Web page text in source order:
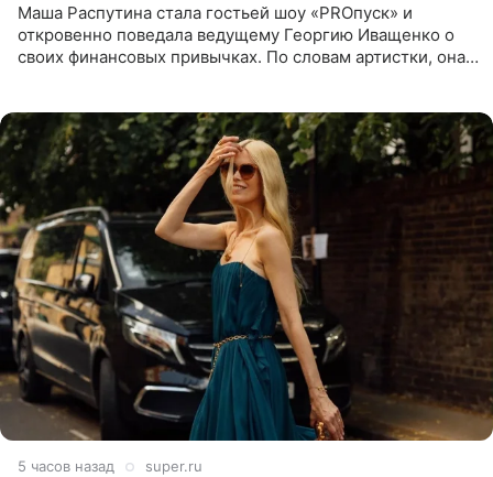
Маша Распутина стала гостьей шоу «PROпуск» и
откровенно поведала ведущему Георгию Иващенко о
своих финансовых привычках. По словам артистки, она
5 часов назад super.ru